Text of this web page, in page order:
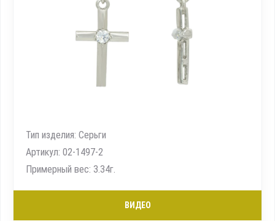
Тип изделия: Серьги
Артикул: 02-1497-2
Примерный вес: 3.34г.
ВИДЕО